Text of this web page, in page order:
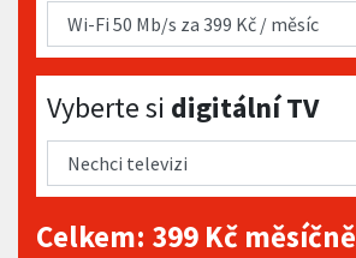
Vyberte si digitální TV
Vyberte si digitální TV
Celkem: 399 Kč měsíčně